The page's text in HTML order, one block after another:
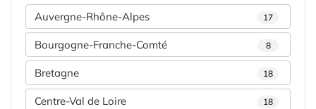
Auvergne-Rhône-Alpes 17
Bourgogne-Franche-Comté 8
Bretagne 18
Centre-Val de Loire 18